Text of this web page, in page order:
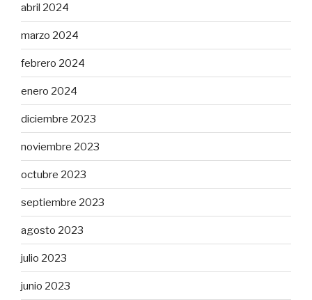
abril 2024
marzo 2024
febrero 2024
enero 2024
diciembre 2023
noviembre 2023
octubre 2023
septiembre 2023
agosto 2023
julio 2023
junio 2023